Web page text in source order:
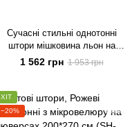
Сучасні стильні однотонні
штори мішковина льон на
люверсах ALBO Кавові,
комплект штор на вікно
1 562 грн 1 953 грн
ХІТ
−20%